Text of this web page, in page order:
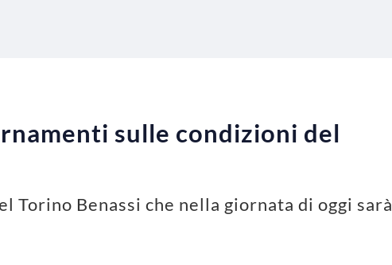
sulle condizioni del
Torino Benassi che nella giornata di oggi sarà